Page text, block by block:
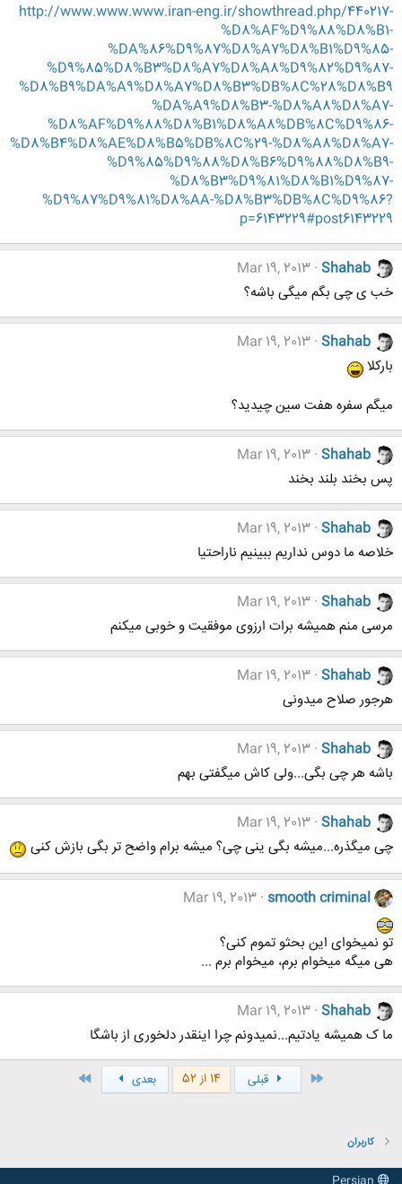
http://www.www.www.iran-eng.ir/showthread.php/440217-
%D8%AF%D9%88%D8%B1-
%DA%86%D9%87%D8%A7%D8%B1%D9%85-
%D9%85%D8%B3%D8%A7%D8%A8%D9%82%D9%87-
%D8%B9%DA%A9%D8%A7%D8%B3%DB%8C%28%D8%B9
%DA%A9%D8%B3-%D8%A8%D8%A7-
%D8%AF%D9%88%D8%B1%D8%A8%DB%8C%D9%86-
%D8%B4%D8%AE%D8%B5%DB%8C%29-%D8%A8%D8%A7-
%D9%85%D9%88%D8%B6%D9%88%D8%B9-
%D8%B3%D9%81%D8%B1%D9%87-
%D9%87%D9%81%D8%AA-%D8%B3%DB%8C%D9%86?
p=6143229#post6143229
Shahab
Mar 19, 2013
خب ی چی بگم میگی باشه؟
Shahab
Mar 19, 2013
بارکلا
میگم سفره هفت سین چیدید؟
Shahab
Mar 19, 2013
پس بخند بلند بخند
Shahab
Mar 19, 2013
خلاصه ما دوس نداریم ببینیم ناراحتیا
Shahab
Mar 19, 2013
مرسی منم همیشه برات ارزوی موفقیت و خوبی میکنم
Shahab
Mar 19, 2013
هرجور صلاح میدونی
Shahab
Mar 19, 2013
باشه هر چی بگی...ولی کاش میگفتی بهم
Shahab
Mar 19, 2013
چی میگذره...میشه بگی ینی چی؟ میشه برام واضح تر بگی بازش کنی
smooth criminal
Mar 19, 2013
تو نمیخوای این بحثو تموم کنی؟
هی میگه میخوام برم، میخوام برم ...
Shahab
Mar 19, 2013
ما ک همیشه یادتیم...نمیدونم چرا اینقدر دلخوری از باشگا
اول قبلی 14 از 52 بعدی
کاربران